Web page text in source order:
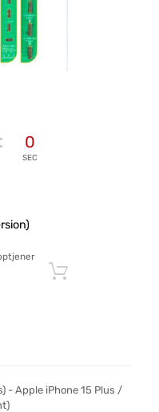
0
SEC
- Apple iPhone 15 Plus /